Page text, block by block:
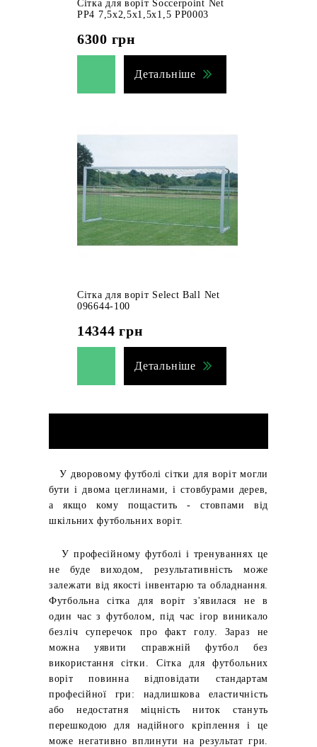
Сітка для воріт Soccerpoint Net
PP4 7,5x2,5x1,5x1,5 PP0003
6300 грн
Детальніше
Сітка для воріт Select Ball Net
096644-100
14344 грн
Детальніше
У дворовому футболі сітки для воріт могли
бути і двома цеглинами, і стовбурами дерев,
а якщо кому пощастить - стовпами від
шкільних футбольних воріт.
У професійному футболі і тренуваннях це
не буде виходом, результативність може
залежати від якості інвентарю та обладнання.
Футбольна сітка для воріт з'явилася не в
один час з футболом, під час ігор виникало
безліч суперечок про факт голу. Зараз не
можна уявити справжній футбол без
використання сітки. Сітка для футбольних
воріт повинна відповідати стандартам
професійної гри: надлишкова еластичність
або недостатня міцність ниток стануть
перешкодою для надійного кріплення і це
може негативно вплинути на результат гри.